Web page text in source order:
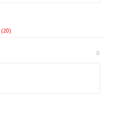
(20)
0